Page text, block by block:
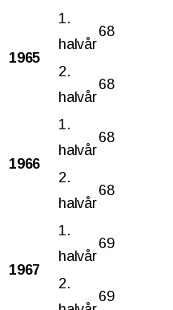
1965
1.
halvår
68
2.
halvår
68
1966
1.
halvår
68
2.
halvår
68
1967
1.
halvår
69
2.
69